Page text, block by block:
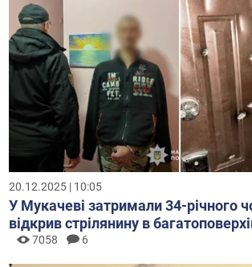
20.12.2025 | 10:05
У Мукачеві затримали 34-річного
відкрив стрілянину в
7058 6